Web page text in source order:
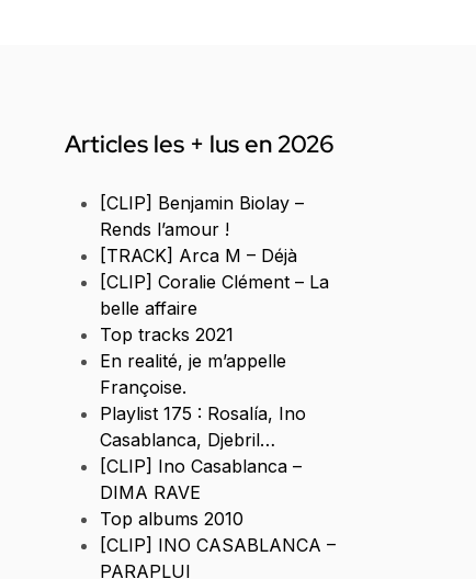
Articles les + lus en 2026
[CLIP] Benjamin Biolay –
Rends l’amour !
[TRACK] Arca M – Déjà
[CLIP] Coralie Clément – La
belle affaire
Top tracks 2021
En realité, je m’appelle
Françoise.
Playlist 175 : Rosalía, Ino
Casablanca, Djebril…
[CLIP] Ino Casablanca –
DIMA RAVE
Top albums 2010
[CLIP] INO CASABLANCA –
PARAPLUI